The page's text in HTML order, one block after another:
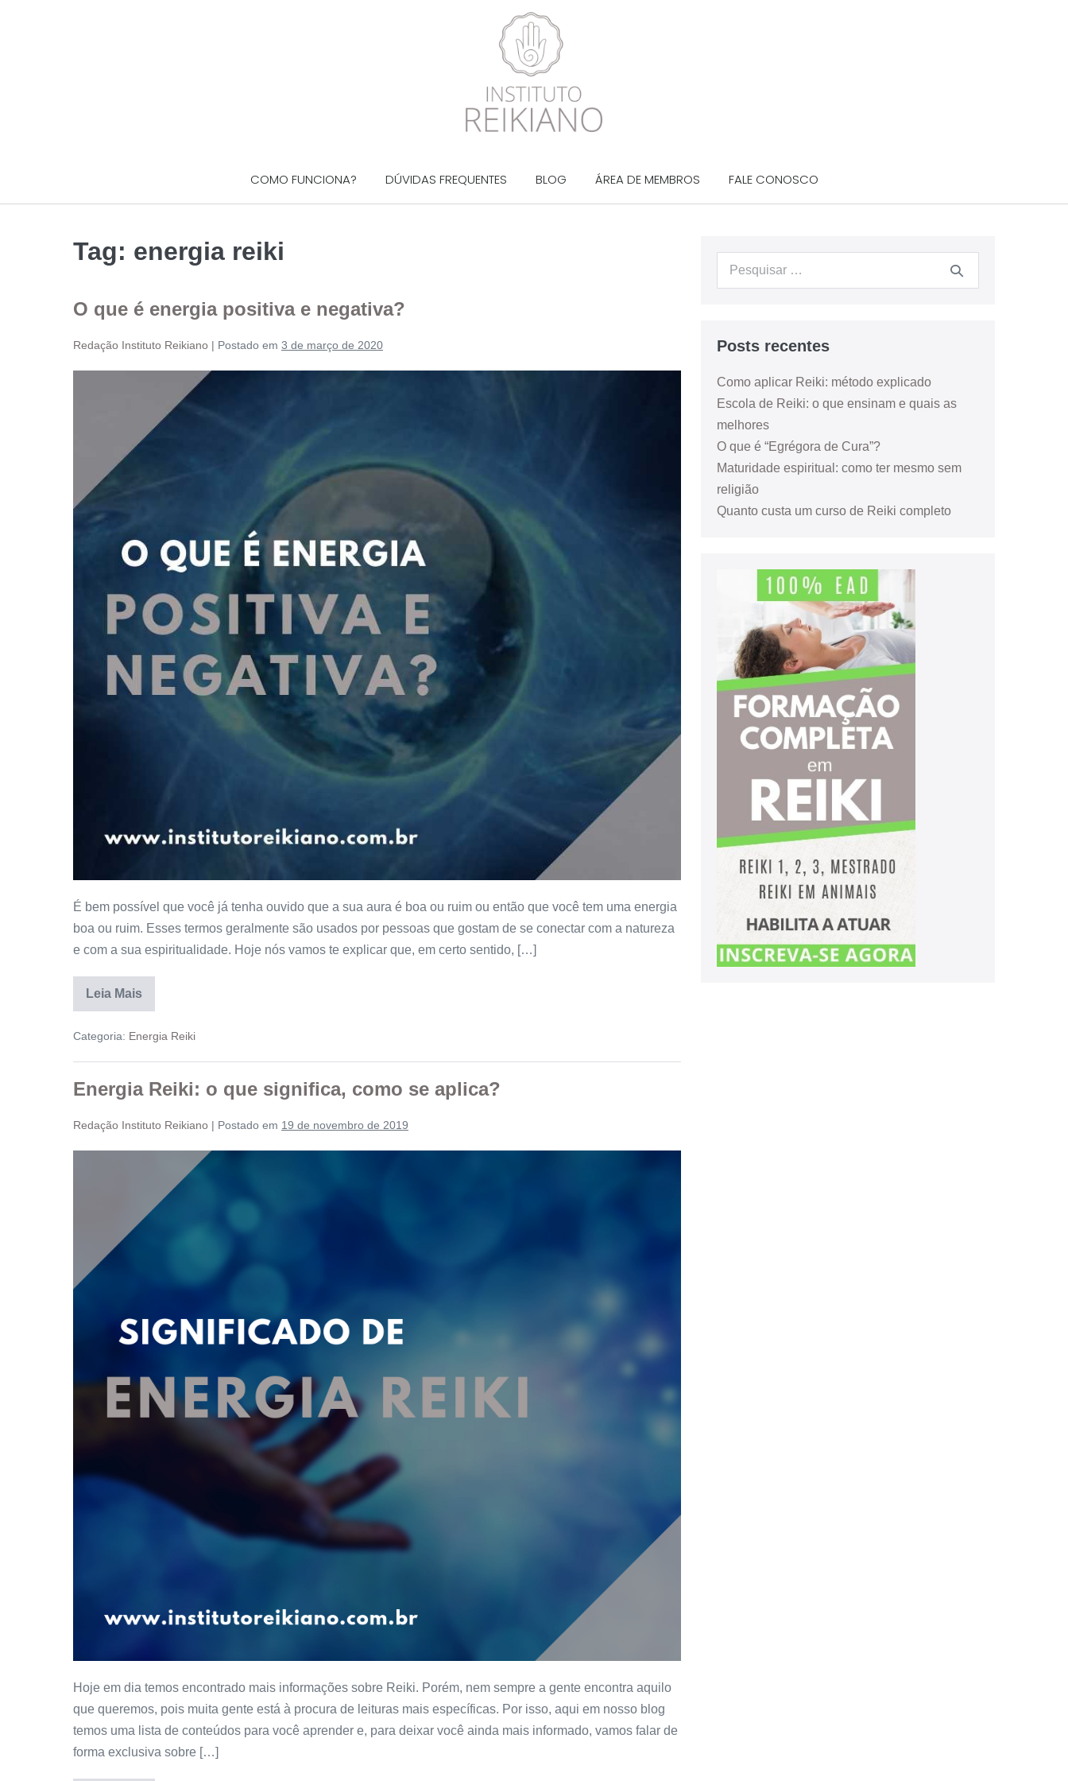
COMO FUNCIONA? DÚVIDAS FREQUENTES BLOG ÁREA DE MEMBROS FALE CONOSCO
Tag: energia reiki
O que é energia positiva e negativa?
Redação Instituto Reikiano | Postado em 3 de março de 2020
É bem possível que você já tenha ouvido que a sua aura é boa ou ruim ou então que você tem uma energia
boa ou ruim. Esses termos geralmente são usados por pessoas que gostam de se conectar com a natureza
e com a sua espiritualidade. Hoje nós vamos te explicar que, em certo sentido, […]
Leia Mais
Categoria: Energia Reiki
Energia Reiki: o que significa, como se aplica?
Redação Instituto Reikiano | Postado em 19 de novembro de 2019
Hoje em dia temos encontrado mais informações sobre Reiki. Porém, nem sempre a gente encontra aquilo
que queremos, pois muita gente está à procura de leituras mais específicas. Por isso, aqui em nosso blog
temos uma lista de conteúdos para você aprender e, para deixar você ainda mais informado, vamos falar de
forma exclusiva sobre […]
Posts recentes
Como aplicar Reiki: método explicado
Escola de Reiki: o que ensinam e quais as
melhores
O que é “Egrégora de Cura”?
Maturidade espiritual: como ter mesmo sem
religião
Quanto custa um curso de Reiki completo